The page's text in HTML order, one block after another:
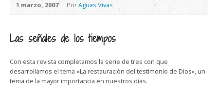
1 marzo, 2007 PorAguas Vivas
Las señales de los tiempos
Con esta revista completamos la serie de tres con que
desarrollamos el tema «La restauración del testimonio de Dios», un
tema de la mayor importancia en nuestros días.